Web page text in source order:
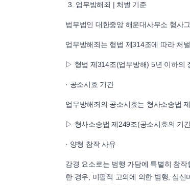
업무방해죄 | 처벌 기준
법무법인 대한중앙 해운대사무소 형사
업무방해죄는 형법 제314조에 따라 처
▷ 형법 제314조(업무방해) 5년 이하의
· 공소시효 기간
업무방해죄의 공소시효는 형사소송법
▷ 형사소송법 제249조(공소시효의 기
· 양형 참작 사유
감경 요소로는 범행 가담에 특별히 참
한 경우, 미필적 고의에 의한 범행, 심